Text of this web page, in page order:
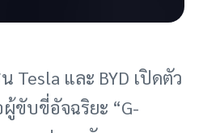
Tesla และ BYD เปิดตัว
ขับขี่อัจฉริยะ “G-